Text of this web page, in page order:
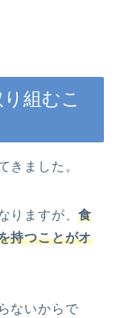
組むこ
きました。
りますが、食
持つことがオ
ないからで